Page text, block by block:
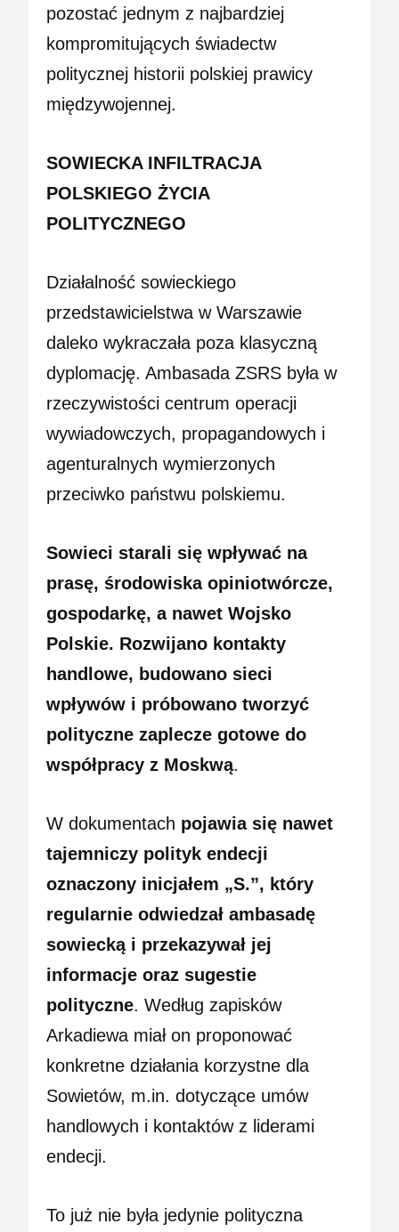
pozostać jednym z najbardziej
kompromitujących świadectw
politycznej historii polskiej prawicy
międzywojennej.
SOWIECKA INFILTRACJA
POLSKIEGO ŻYCIA
POLITYCZNEGO
Działalność sowieckiego
przedstawicielstwa w Warszawie
daleko wykraczała poza klasyczną
dyplomację. Ambasada ZSRS była w
rzeczywistości centrum operacji
wywiadowczych, propagandowych i
agenturalnych wymierzonych
przeciwko państwu polskiemu.
Sowieci starali się wpływać na
prasę, środowiska opiniotwórcze,
gospodarkę, a nawet Wojsko
Polskie. Rozwijano kontakty
handlowe, budowano sieci
wpływów i próbowano tworzyć
polityczne zaplecze gotowe do
współpracy z Moskwą.
W dokumentach pojawia się nawet
tajemniczy polityk endecji
oznaczony inicjałem „S.”, który
regularnie odwiedzał ambasadę
sowiecką i przekazywał jej
informacje oraz sugestie
polityczne. Według zapisków
Arkadiewa miał on proponować
konkretne działania korzystne dla
Sowietów, m.in. dotyczące umów
handlowych i kontaktów z liderami
endecji.
To już nie była jedynie polityczna